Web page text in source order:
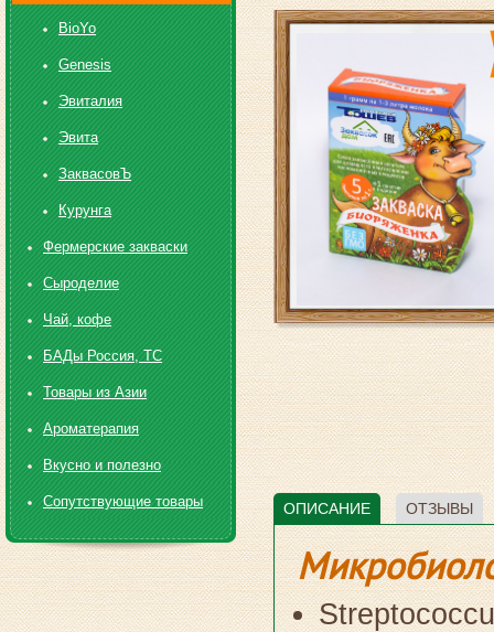
ОПИСАНИЕ ОТЗЫВЫ
BioYo
Genesis
Эвиталия
Эвита
ЗаквасовЪ
Курунга
Фермерские закваски
Сыроделие
Чай, кофе
БАДы Россия, ТС
Товары из Азии
Ароматерапия
Вкусно и полезно
Сопутствующие товары